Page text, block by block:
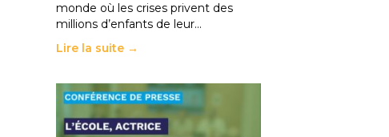
monde où les crises privent des
millions d’enfants de leur…
Lire la suite →